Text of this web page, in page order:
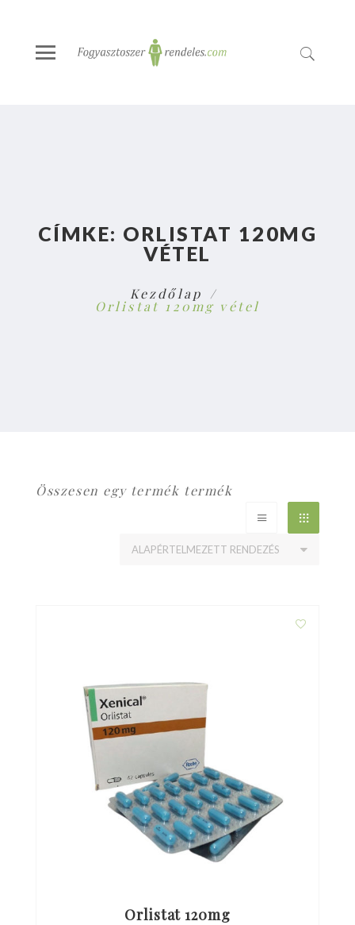
CÍMKE: ORLISTAT 120MG
VÉTEL
Kezdőlap
Orlistat 120mg vétel
Összesen egy termék termék
Orlistat 120mg